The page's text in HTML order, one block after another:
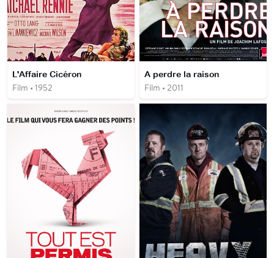
L'Affaire Cicéron
Film • 1952
A perdre la raison
Film • 2011